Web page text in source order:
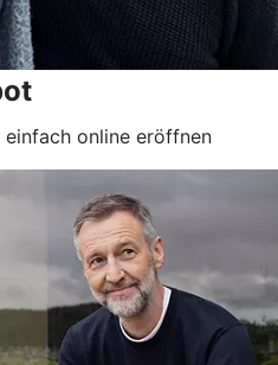
online eröffnen